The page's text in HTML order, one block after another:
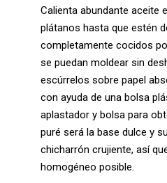
Calienta abundante aceite
plátanos hasta que estén
completamente cocidos
se puedan moldear sin
escúrrelos sobre papel
con ayuda de una bolsa
aplastador y bolsa para
puré será la base dulce y
chicharrón crujiente, así
homogéneo posible.